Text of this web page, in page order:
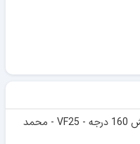
سکه 2 قران 1327 (قران با نقطه) چرخش 160 درجه - VF25 - محمد